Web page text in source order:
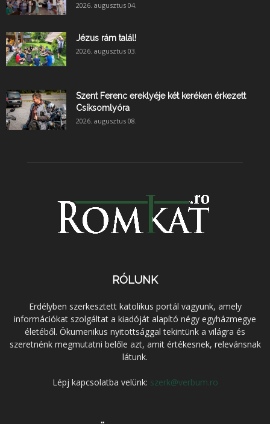
2026. augusztus 04.
Jézus rám talál!
2026. augusztus 03.
Szent Ferenc ereklyéje két keréken érkezett
Csíksomlyóra
2026. augusztus 08.
RÓLUNK
Erdélyben szerkesztett katolikus portál vagyunk, amely
információkat szolgáltat a kiadóját alapító négy egyházmegye
életéből. Ökumenikus nyitottsággal tekintünk a világra és
szeretnénk megmutatni belőle azt, amit értékesnek, relevánsnak
látunk.
Lépj kapcsolatba velünk: szerk@verbum.ro